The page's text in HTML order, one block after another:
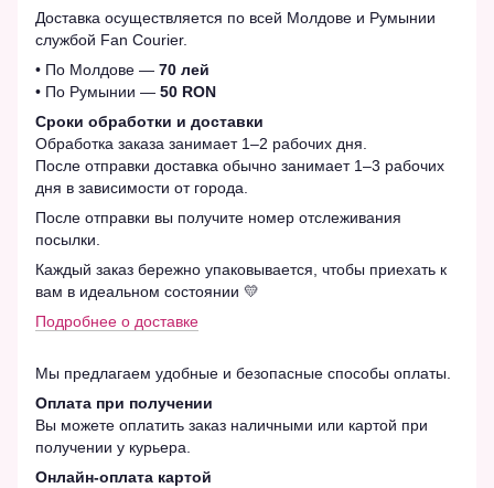
Доставка осуществляется по всей Молдове и Румынии
службой Fan Courier.
• По Молдове — 70 лей
• По Румынии — 50 RON
Сроки обработки и доставки
Обработка заказа занимает 1–2 рабочих дня.
После отправки доставка обычно занимает 1–3 рабочих
дня в зависимости от города.
После отправки вы получите номер отслеживания
посылки.
Каждый заказ бережно упаковывается, чтобы приехать к
вам в идеальном состоянии 💛
Подробнее о доставке
Мы предлагаем удобные и безопасные способы оплаты.
Оплата при получении
Вы можете оплатить заказ наличными или картой при
получении у курьера.
Онлайн-оплата картой